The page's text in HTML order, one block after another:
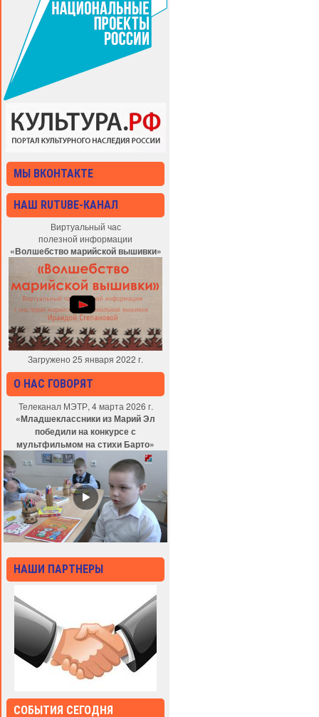
МЫ ВКОНТАКТЕ
НАШ RUTUBE-КАНАЛ
Виртуальный час
полезной информации
«Волшебство марийской вышивки»
Загружено 25 января 2022 г.
О НАС ГОВОРЯТ
Телеканал МЭТР, 4 марта 2026 г.
«Младшеклассники из Марий Эл
победили на конкурсе с
мультфильмом на стихи Барто»
НАШИ ПАРТНЕРЫ
СОБЫТИЯ СЕГОДНЯ